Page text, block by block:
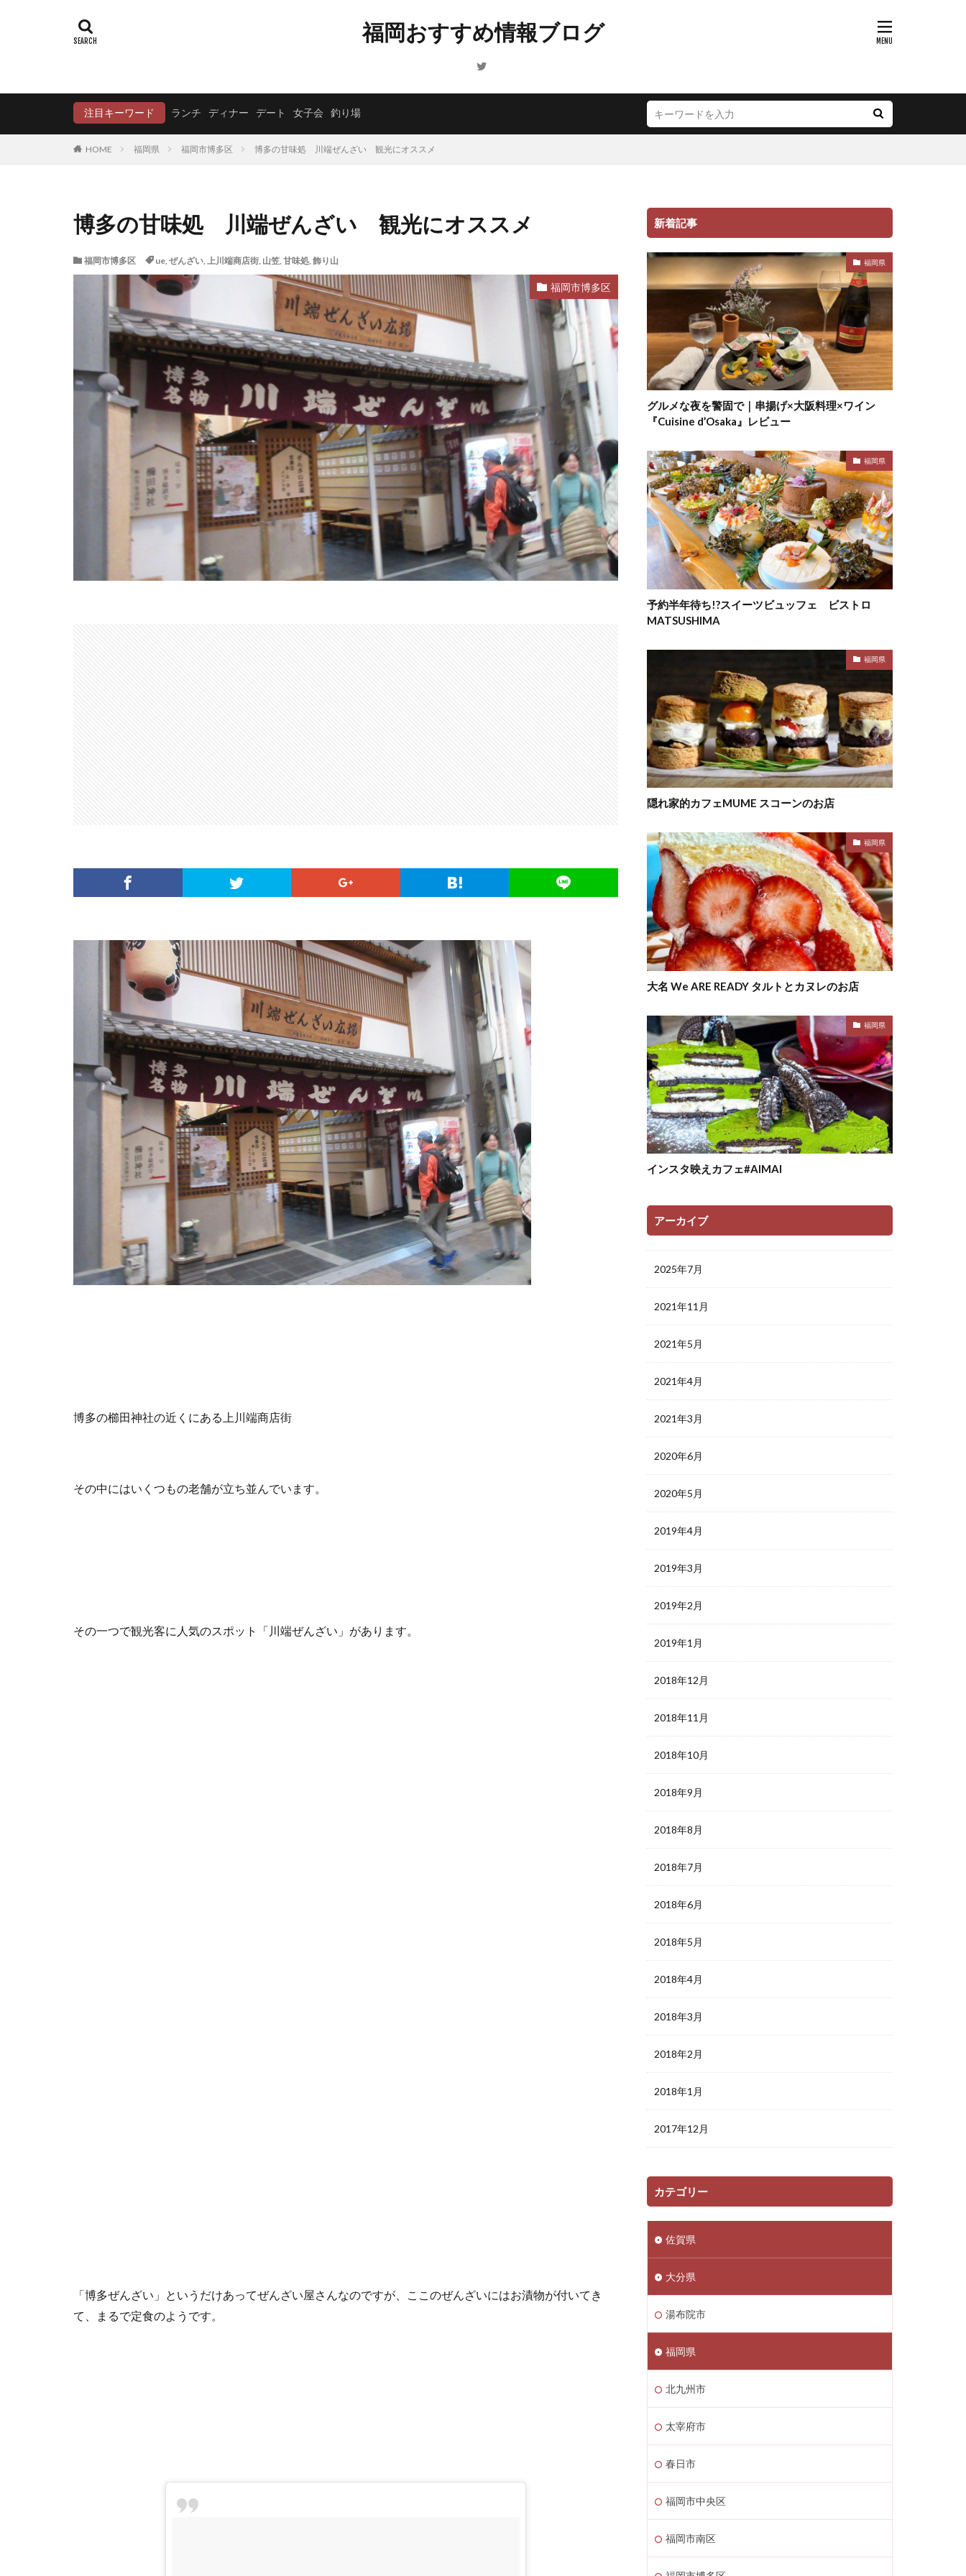
福岡おすすめ情報ブログ
注目キーワード ランチ ディナー デート 女子会 釣り場
HOME 福岡県 福岡市博多区 博多の甘味処 川端ぜんざい 観光にオススメ
博多の甘味処 川端ぜんざい 観光にオススメ
福岡市博多区 ue, ぜんざい, 上川端商店街, 山笠, 甘味処, 飾り山
福岡市博多区
博多の櫛田神社の近くにある上川端商店街
その中にはいくつもの老舗が立ち並んでいます。
その一つで観光客に人気のスポット「川端ぜんざい」があります。
「博多ぜんざい」というだけあってぜんざい屋さんなのですが、ここのぜんざいにはお漬物が付いてき
て、まるで定食のようです。
新着記事
福岡県
グルメな夜を警固で｜串揚げ×大阪料理×ワイン
『Cuisine d’Osaka』レビュー
福岡県
予約半年待ち!?スイーツビュッフェ ビストロ
MATSUSHIMA
福岡県
隠れ家的カフェMUME スコーンのお店
福岡県
大名 We ARE READY タルトとカヌレのお店
福岡県
インスタ映えカフェ#AIMAI
アーカイブ
2025年7月
2021年11月
2021年5月
2021年4月
2021年3月
2020年6月
2020年5月
2019年4月
2019年3月
2019年2月
2019年1月
2018年12月
2018年11月
2018年10月
2018年9月
2018年8月
2018年7月
2018年6月
2018年5月
2018年4月
2018年3月
2018年2月
2018年1月
2017年12月
カテゴリー
佐賀県
大分県
湯布院市
福岡県
北九州市
太宰府市
春日市
福岡市中央区
福岡市南区